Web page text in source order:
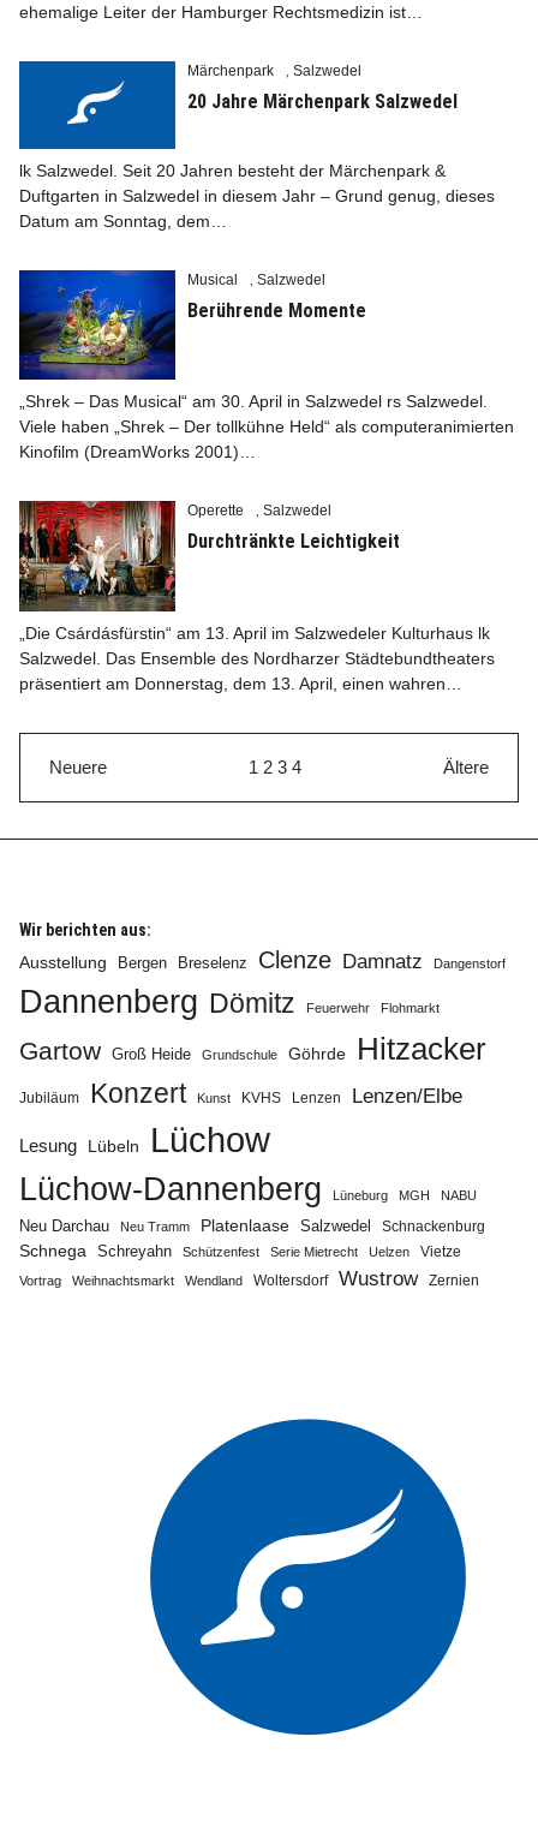
ehemalige Leiter der Hamburger Rechtsmedizin ist…
Märchenpark ,Salzwedel
20 Jahre Märchenpark Salzwedel
lk Salzwedel. Seit 20 Jahren besteht der Märchenpark &
Duftgarten in Salzwedel in diesem Jahr – Grund genug, dieses
Datum am Sonntag, dem…
Musical ,Salzwedel
Berührende Momente
„Shrek – Das Musical“ am 30. April in Salzwedel rs Salzwedel.
Viele haben „Shrek – Der tollkühne Held“ als computeranimierten
Kinofilm (DreamWorks 2001)…
Operette ,Salzwedel
Durchtränkte Leichtigkeit
„Die Csárdásfürstin“ am 13. April im Salzwedeler Kulturhaus lk
Salzwedel. Das Ensemble des Nordharzer Städtebundtheaters
präsentiert am Donnerstag, dem 13. April, einen wahren…
Neuere 1 2 3 4 Ältere
Wir berichten aus:
Ausstellung
Bergen Breselenz Clenze Damnatz Dangenstorf
Dannenberg Dömitz Feuerwehr Flohmarkt
Gartow Groß Heide Grundschule Göhrde Hitzacker
Jubiläum Konzert Kunst KVHS Lenzen Lenzen/Elbe
Lesung Lübeln Lüchow
Lüchow-Dannenberg Lüneburg MGH NABU
Neu Darchau Neu Tramm Platenlaase Salzwedel Schnackenburg
Schnega Schreyahn Schützenfest Serie Mietrecht Uelzen Vietze
Vortrag Weihnachtsmarkt Wendland Woltersdorf Wustrow Zernien